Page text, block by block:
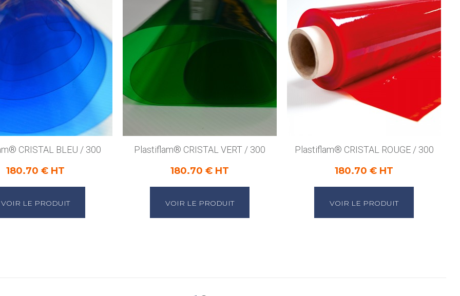
CRISTAL BLEU / 300
180.70 € HT
VOIR LE PRODUIT
Plastiflam® CRISTAL VERT / 300
180.70 € HT
VOIR LE PRODUIT
Plastiflam® CRISTAL ROUGE / 300
180.70 € HT
VOIR LE PRODUIT